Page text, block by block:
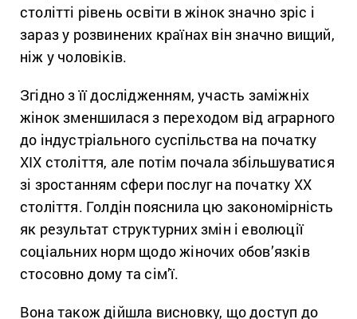
столітті рівень освіти в жінок значно зріс і
зараз у розвинених країнах він значно вищий,
ніж у чоловіків.
Згідно з її дослідженням, участь заміжніх
жінок зменшилася з переходом від аграрного
до індустріального суспільства на початку
XIX століття, але потім почала збільшуватися
зі зростанням сфери послуг на початку ХХ
століття. Голдін пояснила цю закономірність
як результат структурних змін і еволюції
соціальних норм щодо жіночих обов’язків
стосовно дому та сім’ї.
Вона також дійшла висновку, що доступ до